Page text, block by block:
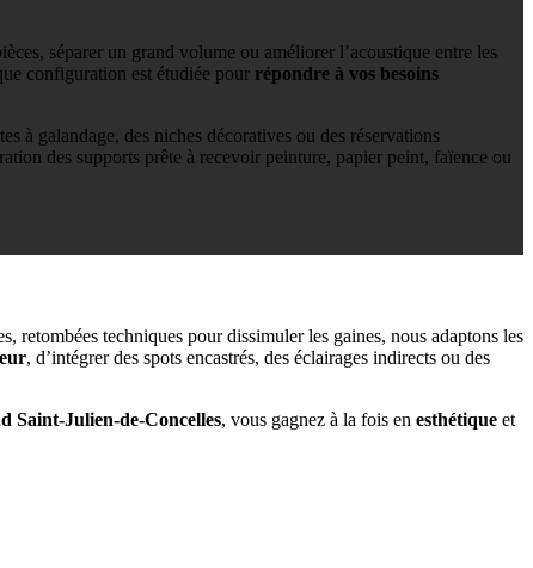
séparer un grand volume ou améliorer l’acoustique entre les
configuration est étudiée pour répondre à vos besoins
à galandage, des niches décoratives ou des réservations
des supports prête à recevoir peinture, papier peint, faïence ou
retombées techniques pour dissimuler les gaines, nous adaptons les
, d’intégrer des spots encastrés, des éclairages indirects ou des
Saint-Julien-de-Concelles, vous gagnez à la fois en esthétique et